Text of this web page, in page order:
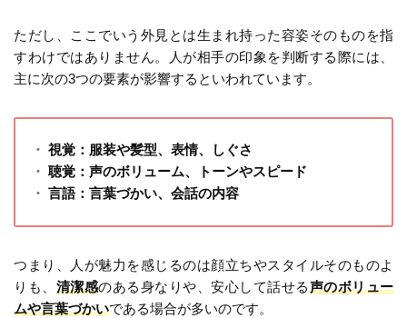
ただし、ここでいう外見とは生まれ持った容姿そのものを指
すわけではありません。人が相手の印象を判断する際には、
主に次の3つの要素が影響するといわれています。
視覚：服装や髪型、表情、しぐさ
聴覚：声のボリューム、トーンやスピード
言語：言葉づかい、会話の内容
つまり、人が魅力を感じるのは顔立ちやスタイルそのものよ
りも、 清潔感のある身なりや、安心して話せる声のボリュー
ムや言葉づかいである場合が多いのです。